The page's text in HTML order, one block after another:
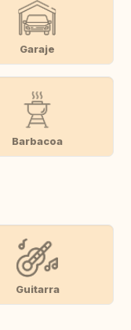
Garaje
Barbacoa
Guitarra